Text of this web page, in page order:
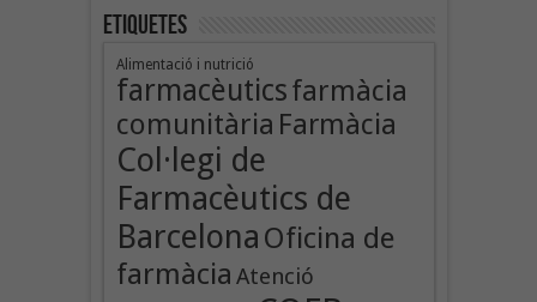
Etiquetes
Alimentació i nutrició
farmacèuticsfarmàcia
comunitària Farmàcia
Col·legi de
Farmacèutics de
Barcelona Oficina de
farmàcia Atenció